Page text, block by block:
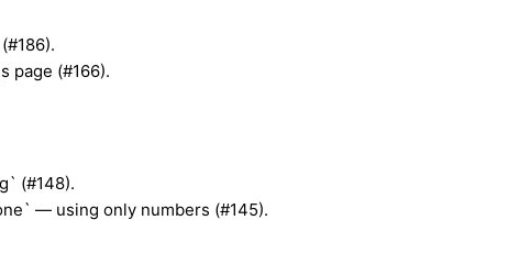
page (#166).
(#148).
— using only numbers (#145).